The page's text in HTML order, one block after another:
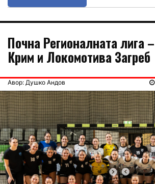
Почна Регионалната лига
Крим и Локомотива Загреб
Авор: Душко Андов